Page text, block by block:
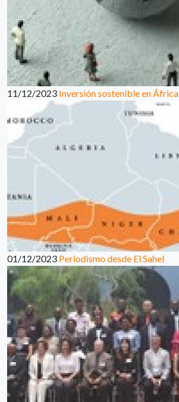
11/12/2023 Inversión sostenible en África
01/12/2023 Periodismo desde El Sahel